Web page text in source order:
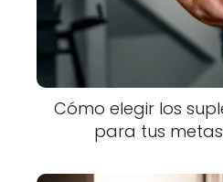
Cómo elegir los
para tus metas